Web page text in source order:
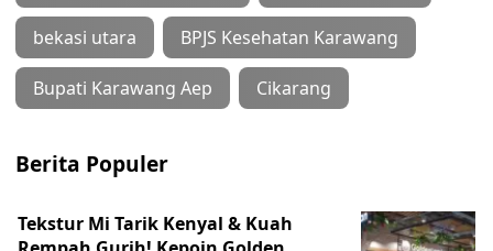
bekasi utara BPJS Kesehatan Karawang
Bupati Karawang Aep Cikarang
Berita Populer
Tekstur Mi Tarik Kenyal & Kuah